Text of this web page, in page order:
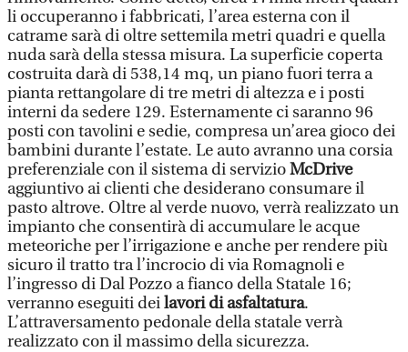
li occuperanno i fabbricati, l’area esterna con il
catrame sarà di oltre settemila metri quadri e quella
nuda sarà della stessa misura. La superficie coperta
costruita darà di 538,14 mq, un piano fuori terra a
pianta rettangolare di tre metri di altezza e i posti
interni da sedere 129. Esternamente ci saranno 96
posti con tavolini e sedie, compresa un’area gioco dei
bambini durante l’estate. Le auto avranno una corsia
preferenziale con il sistema di servizioMcDrive
aggiuntivo ai clienti che desiderano consumare il
pasto altrove. Oltre al verde nuovo, verrà realizzato un
impianto che consentirà di accumulare le acque
meteoriche per l’irrigazione e anche per rendere più
sicuro il tratto tra l’incrocio di via Romagnoli e
l’ingresso di Dal Pozzo a fianco della Statale 16;
verranno eseguiti deilavori di asfaltatura.
L’attraversamento pedonale della statale verrà
realizzato con il massimo della sicurezza.